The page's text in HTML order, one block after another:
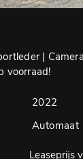
|
voorraad!
2022
Automaat
Leaseprijs